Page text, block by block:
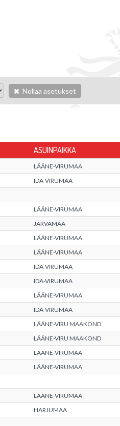
Nollaa asetukset
ASUINPAIKKA
LÄÄNE-VIRUMAA
IDA-VIRUMAA
LÄÄNE-VIRUMAA
JÄRVAMAA
LÄÄNE-VIRUMAA
LÄÄNE-VIRUMAA
IDA-VIRUMAA
IDA-VIRUMAA
LÄÄNE-VIRUMAA
IDA-VIRUMAA
LÄÄNE-VIRU MAAKOND
LÄÄNE-VIRU MAAKOND
LÄÄNE-VIRUMAA
LÄÄNE-VIRUMAA
LÄÄNE-VIRUMAA
HARJUMAA